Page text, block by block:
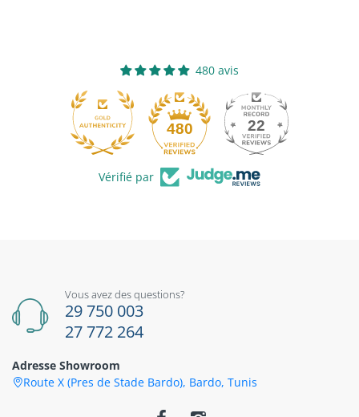
480 avis
480 22
Vérifié par
Vous avez des questions?
29 750 003
27 772 264
Adresse Showroom
Route X (Pres de Stade Bardo), Bardo, Tunis